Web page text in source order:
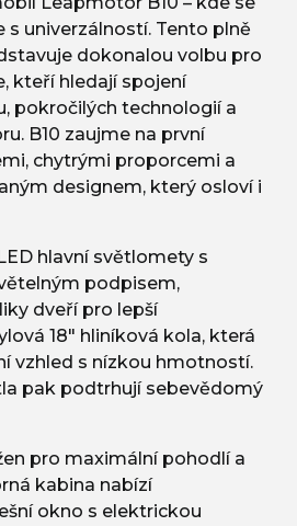
s univerzálností. Tento plně
dokonalou volbu pro
kteří hledají spojení
pokročilých technologií a
B10 zaujme na první
chytrými proporcemi a
designem, který osloví i
hlavní světlomety s
podpisem,
dveří pro lepší
18" hliníková kola, která
vzhled s nízkou hmotností.
pak podtrhují sebevědomý
pro maximální pohodlí a
kabina nabízí
okno s elektrickou